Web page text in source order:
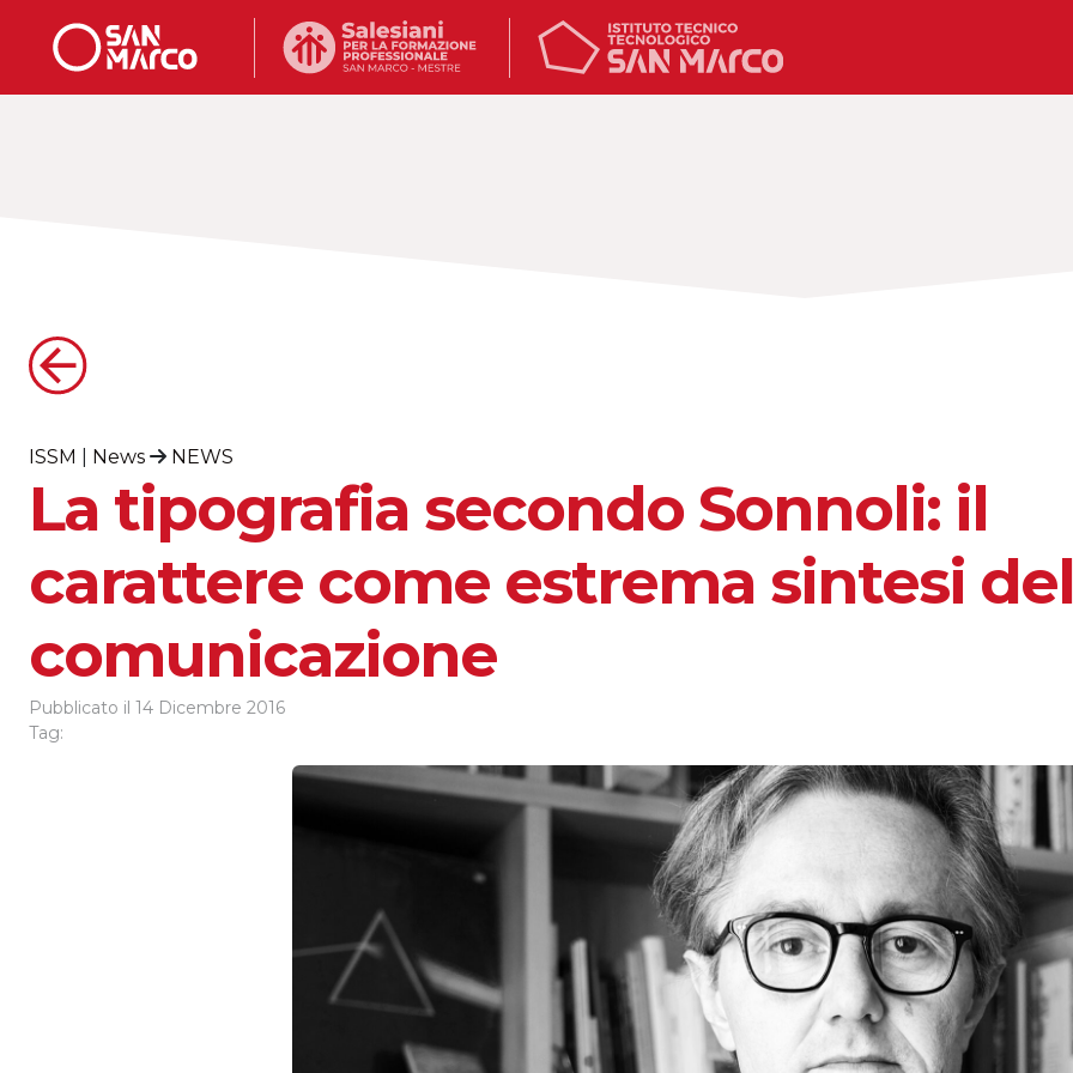
ISSM News NEWS
La tipografia secondo Sonnoli: il
carattere come estrema sintesi
comunicazione
Pubblicato il 14 Dicembre 2016
Tag: